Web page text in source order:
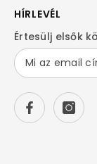
HÍRLEVÉL
Értesülj elsők